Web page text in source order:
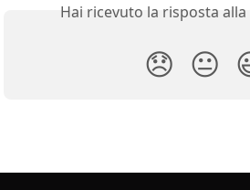
Hai ricevuto la risposta
😞 😐